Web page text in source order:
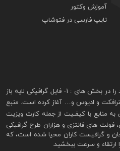
آموزش وکتور
تایپ فارسی در فتوشاپ
فايل گرافيکی لايه باز
آماده افترافکت و اديوس و… آغاز کرده است. منبع
منابع با کيفـيت از جملهکارت ويزيت
های فانتزی و هزاران طرح گرافیکی
و گرافيست کاران محيا شده است، که
ارتقاء و سرعت ببخشيد.